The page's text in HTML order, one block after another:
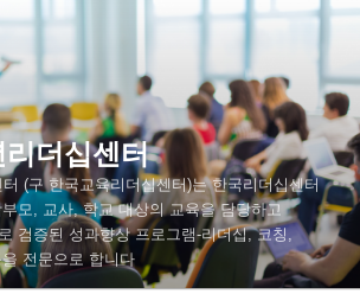
더십센터
(구 한국교육리더십센터)는 한국리더십센터
모, 교사, 학교 대상의 교육을 담당하고
검증된 성과향상 프로그램-리더십, 코칭,
전문으로 합니다